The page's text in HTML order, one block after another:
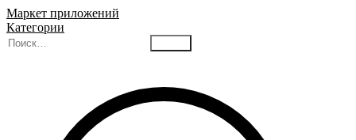
Маркет приложений
Категории